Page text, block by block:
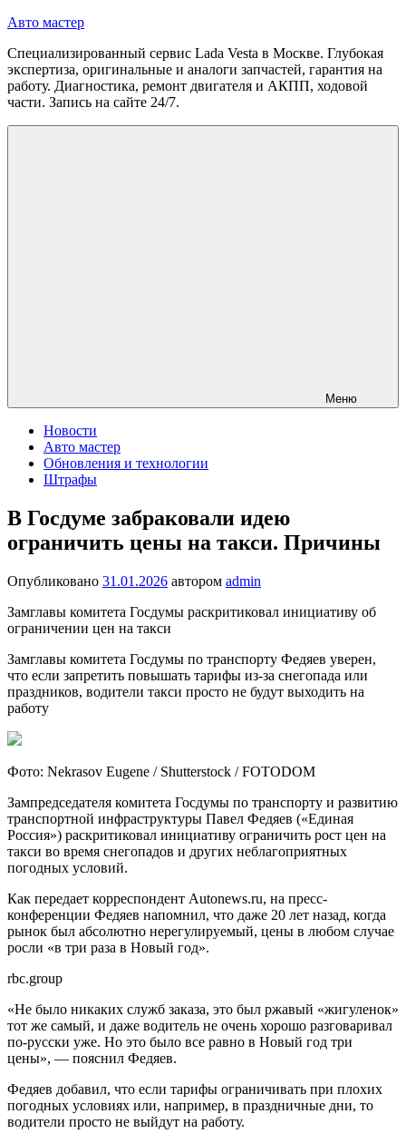
Перейти
содержимому
Авто мастер
Специализированный сервис Lada Vesta в Москве. Глубокая
экспертиза, оригинальные и аналоги запчастей, гарантия на
работу. Диагностика, ремонт двигателя и АКПП, ходовой
части. Запись на сайте 24/7.
Меню
Новости
Авто мастер
Обновления и технологии
Штрафы
В Госдуме забраковали идею
ограничить цены на такси. Причины
Опубликовано 31.01.2026 автором admin
Замглавы комитета Госдумы раскритиковал инициативу об
ограничении цен на такси
Замглавы комитета Госдумы по транспорту Федяев уверен,
что если запретить повышать тарифы из-за снегопада или
праздников, водители такси просто не будут выходить на
работу
Фото: Nekrasov Eugene / Shutterstock / FOTODOM
Зампредседателя комитета Госдумы по транспорту и развитию
транспортной инфраструктуры Павел Федяев («Единая
Россия») раскритиковал инициативу ограничить рост цен на
такси во время снегопадов и других неблагоприятных
погодных условий.
Как передает корреспондент Autonews.ru, на пресс-
конференции Федяев напомнил, что даже 20 лет назад, когда
рынок был абсолютно нерегулируемый, цены в любом случае
росли «в три раза в Новый год».
rbc.group
«Не было никаких служб заказа, это был ржавый «жигуленок»
тот же самый, и даже водитель не очень хорошо разговаривал
по-русски уже. Но это было все равно в Новый год три
цены», — пояснил Федяев.
Федяев добавил, что если тарифы ограничивать при плохих
погодных условиях или, например, в праздничные дни, то
водители просто не выйдут на работу.